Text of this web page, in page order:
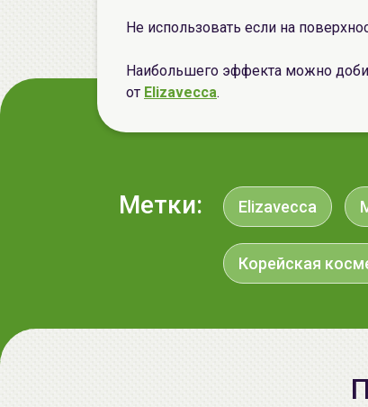
Не использовать если на
Наибольшего эффекта можно
от Elizavecca.
Метки: Elizavecca
Корейская